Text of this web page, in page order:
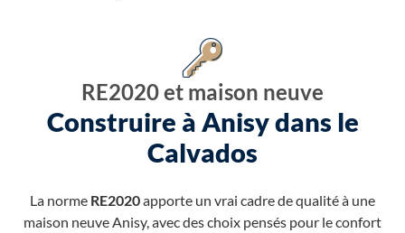
RE2020 et maison neuve
Construire à Anisy dans le
Calvados
La norme RE2020apporte un vrai cadre de qualité à une
maison neuve Anisy, avec des choix pensés pour le confort